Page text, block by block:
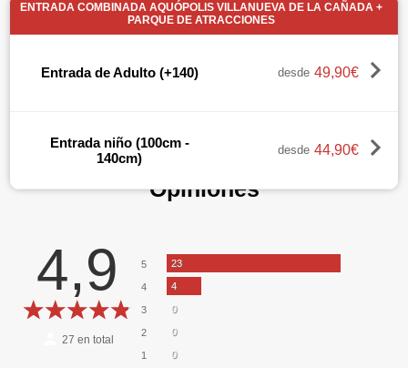
ENTRADA COMBINADA AQUÓPOLIS VILLANUEVA DE LA CAÑADA +
PARQUE DE ATRACCIONES
Entrada de Adulto (+140) desde 49,90€
Entrada niño (100cm -
140cm)
desde 44,90€
Opiniones
4,9
27 en total
5 23
4 4
3 0
2 0
1 0